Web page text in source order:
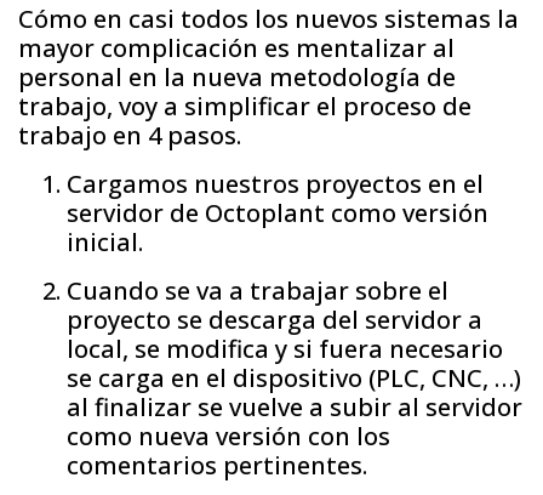
Cómo en casi todos los nuevos sistemas la
mayor complicación es mentalizar al
personal en la nueva metodología de
trabajo, voy a simplificar el proceso de
trabajo en 4 pasos.
Cargamos nuestros proyectos en el
servidor de Octoplant como versión
inicial.
Cuando se va a trabajar sobre el
proyecto se descarga del servidor a
local, se modifica y si fuera necesario
se carga en el dispositivo (PLC, CNC, …)
al finalizar se vuelve a subir al servidor
como nueva versión con los
comentarios pertinentes.